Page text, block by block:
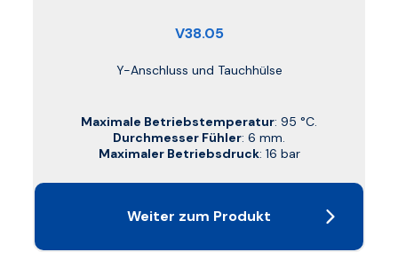
V38.05
Y-Anschluss und Tauchhülse
Maximale Betriebstemperatur: 95 °C.
Durchmesser Fühler: 6 mm.
Maximaler Betriebsdruck: 16 bar
Weiter zum Produkt